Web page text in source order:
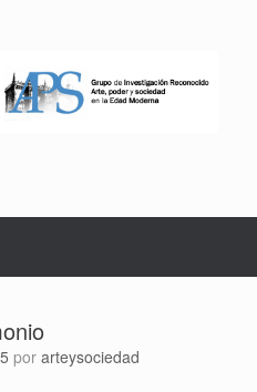
por arteysociedad